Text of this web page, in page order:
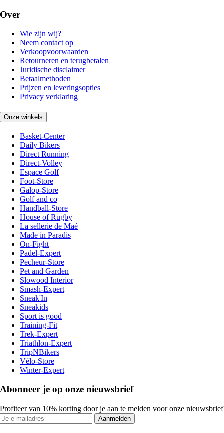
Over
Wie zijn wij?
Neem contact op
Verkoopvoorwaarden
Retourneren en terugbetalen
Juridische disclaimer
Betaalmethoden
Prijzen en leveringsopties
Privacy verklaring
Onze winkels
Basket-Center
Daily Bikers
Direct Running
Direct-Volley
Espace Golf
Foot-Store
Galop-Store
Golf and co
Handball-Store
House of Rugby
La sellerie de Maé
Made in Paradis
On-Fight
Padel-Expert
Pecheur-Store
Pet and Garden
Slowood Interior
Smash-Expert
Sneak'In
Sneakids
Sport is good
Training-Fit
Trek-Expert
Triathlon-Expert
TripNBikers
Vélo-Store
Winter-Expert
Abonneer je op onze nieuwsbrief
Profiteer van 10% korting door je aan te melden voor onze nieuwsbrief
Aanmelden